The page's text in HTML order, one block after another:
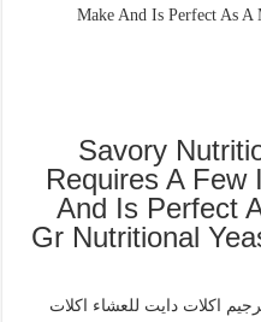
Savory
Requires A Few
And Is Perfect
Gr Nutritional